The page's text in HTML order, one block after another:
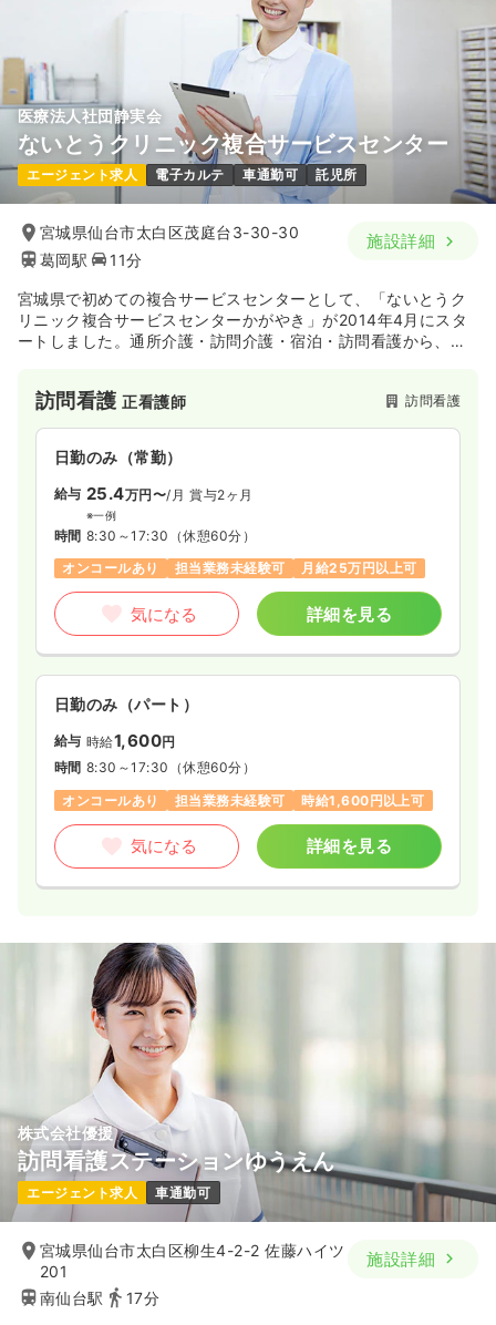
医療法人社団静実会
ないとうクリニック複合サービスセンター
エージェント求人 電子カルテ 車通勤可 託児所
宮城県仙台市太白区茂庭台3-30-30
葛岡駅
11分
施設詳細
宮城県で初めての複合サービスセンターとして、「ないとうク
リニック複合サービスセンターかがやき」が2014年4月にスタ
ートしました。通所介護・訪問介護・宿泊・訪問看護から、地
訪問看護正看護師 訪問看護
日勤のみ（常勤）
給与 25.4万円〜/月 賞与2ヶ月
※一例
時間 8:30～17:30 （休憩60分）
オンコールあり
担当業務未経験可 月給25万円以上可
気になる 詳細を見る
日勤のみ（パート）
給与 時給1,600円
時間 8:30～17:30 （休憩60分）
オンコールあり
担当業務未経験可 時給1,600円以上可
気になる 詳細を見る
株式会社優援
訪問看護ステーションゆうえん
エージェント求人 車通勤可
宮城県仙台市太白区柳生4-2-2 佐藤ハイツ
201
南仙台駅
17分
施設詳細